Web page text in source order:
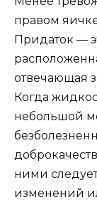
правом
Придаток —
отвечающая
Когда
небольшой
ними
изменений